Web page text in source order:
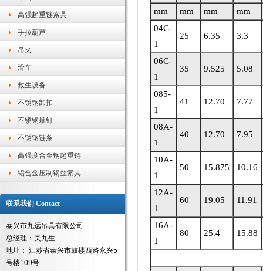
高强起重链索具
手拉葫芦
吊夹
滑车
救生设备
不锈钢卸扣
不锈钢螺钉
不锈钢链条
高强度合金钢起重链
铝合金压制钢丝索具
联系我们 Contact
泰兴市九远吊具有限公司
总经理：吴九生
地址： 江苏省泰兴市鼓楼西路永兴5
号楼109号
mm
mm mm
mm
04C-
1
25 6.35 3.3
06C-
1
35 9.525 5.08
085-
1
41 12.70 7.77
08A-
1
40 12.70 7.95
10A-
1
50 15.875 10.16
12A-
1
60 19.05 11.91
16A-
1
80 25.4 15.88